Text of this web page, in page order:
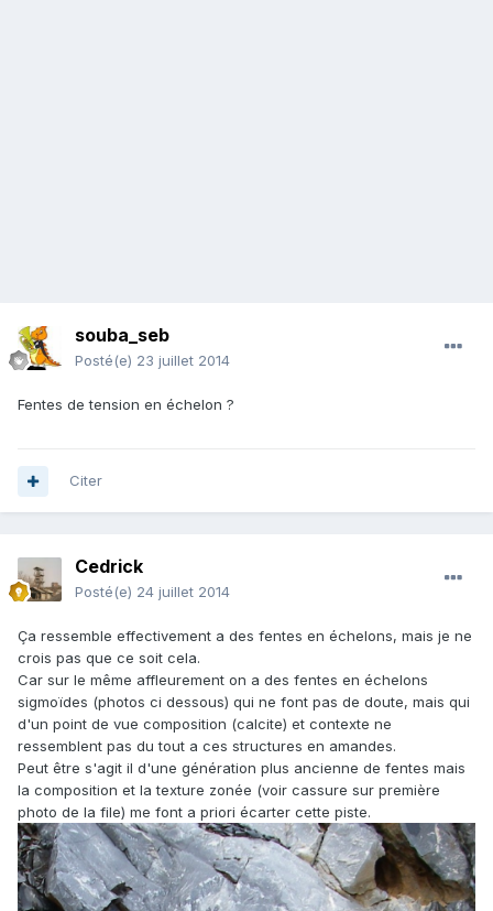
souba_seb
Posté(e) 23 juillet 2014
Fentes de tension en échelon ?
Citer
Cedrick
Posté(e) 24 juillet 2014
Ça ressemble effectivement a des fentes en échelons, mais je ne
crois pas que ce soit cela.
Car sur le même affleurement on a des fentes en échelons
sigmoïdes (photos ci dessous) qui ne font pas de doute, mais qui
d'un point de vue composition (calcite) et contexte ne
ressemblent pas du tout a ces structures en amandes.
Peut être s'agit il d'une génération plus ancienne de fentes mais
la composition et la texture zonée (voir cassure sur première
photo de la file) me font a priori écarter cette piste.